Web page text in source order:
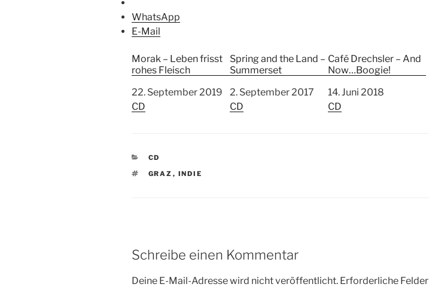
WhatsApp
E-Mail
Morak – Leben frisst
rohes Fleisch
Datum
22. September 2019
In Bezug auf
CD
Spring and the Land –
Summerset
Datum
2. September 2017
In Bezug auf
CD
Café Drechsler – And
Now…Boogie!
Datum
14. Juni 2018
In Bezug auf
CD
K
T
CD
S
R
T
R
GRAZ , INDIE
Schreibe einen Kommentar
Deine E-Mail-Adresse wird nicht veröffentlicht. Erforderliche Felder